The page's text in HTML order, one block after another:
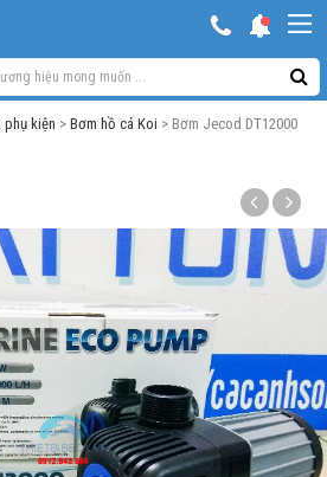
kiện >Bơm hồ cá Koi > Bơm Jecod DT12000
Hồ ngoài trời & phụ kiện
Máy móc phụ kiện khác
Thuốc cho cá cảnh
Xử lý nước
Thức ăn cá
Đèn bể cá